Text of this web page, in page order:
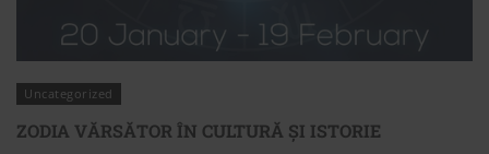
Uncategorized
ZODIA VĂRSĂTOR ÎN CULTURĂ ȘI ISTORIE